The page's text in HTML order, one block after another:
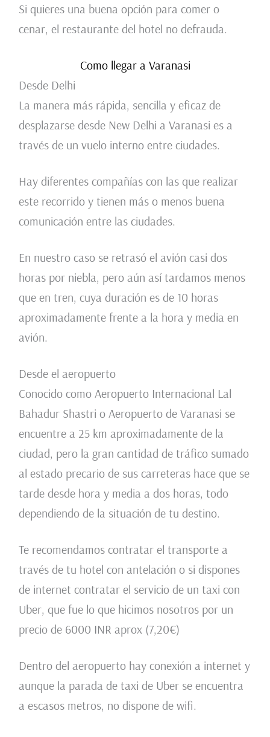
Si quieres una buena opción para comer o
cenar, el restaurante del hotel no defrauda.
Como llegar a Varanasi
Desde Delhi
La manera más rápida, sencilla y eficaz de
desplazarse desde New Delhi a Varanasi es a
través de un vuelo interno entre ciudades.
Hay diferentes compañías con las que realizar
este recorrido y tienen más o menos buena
comunicación entre las ciudades.
En nuestro caso se retrasó el avión casi dos
horas por niebla, pero aún así tardamos menos
que en tren, cuya duración es de 10 horas
aproximadamente frente a la hora y media en
avión.
Desde el aeropuerto
Conocido como Aeropuerto Internacional Lal
Bahadur Shastri o Aeropuerto de Varanasi se
encuentre a 25 km aproximadamente de la
ciudad, pero la gran cantidad de tráfico sumado
al estado precario de sus carreteras hace que se
tarde desde hora y media a dos horas, todo
dependiendo de la situación de tu destino.
Te recomendamos contratar el transporte a
través de tu hotel con antelación o si dispones
de internet contratar el servicio de un taxi con
Uber, que fue lo que hicimos nosotros por un
precio de 6000 INR aprox (7,20€)
Dentro del aeropuerto hay conexión a internet y
aunque la parada de taxi de Uber se encuentra
a escasos metros, no dispone de wifi.